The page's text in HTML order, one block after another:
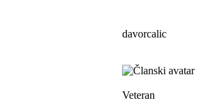
davorcalic
Veteran